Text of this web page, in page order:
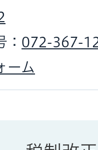
072-367-
ーム